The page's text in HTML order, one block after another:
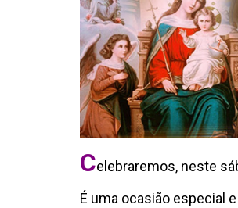
Celebraremos, neste
É uma ocasião especial